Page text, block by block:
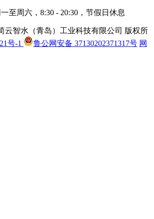
至周六，8:30 - 20:30，节假日休息
云智水（青岛）工业科技有限公司 版权所
号-1 鲁公网安备 37130202371317号 网